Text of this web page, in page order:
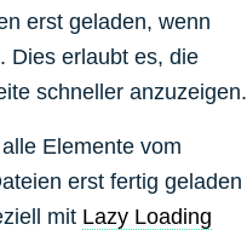
erst geladen, wenn
Dies erlaubt es, die
schneller anzuzeigen.
Elemente vom
erst fertig geladen
mit Lazy Loading